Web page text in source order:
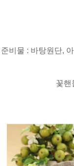
준비물 : 바탕원단,
꽃핸